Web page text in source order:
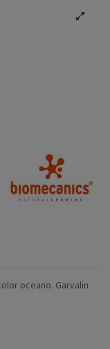
oceano. Garvalin